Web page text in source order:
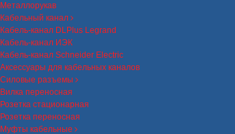
Металлорукав
Кабельный канал
Кабель-канал DLPlus Legrand
Кабель-канал ИЭК
Кабель-канал Schneider Electric
Аксессуары для кабельных каналов
Силовые разъемы
Вилка переносная
Розетка стационарная
Розетка переносная
Муфты кабельные